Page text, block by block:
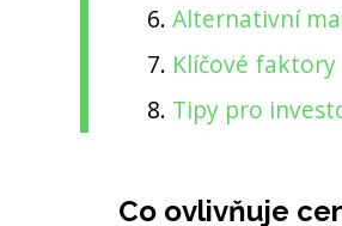
Alternativní
Klíčové
Tipy pro
Co ovlivňuje